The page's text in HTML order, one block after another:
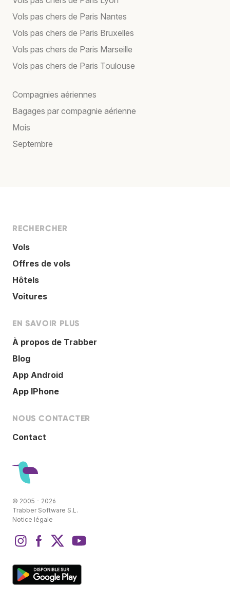
Vols pas chers de Paris Nantes
Vols pas chers de Paris Bruxelles
Vols pas chers de Paris Marseille
Vols pas chers de Paris Toulouse
Compagnies aériennes
Bagages par compagnie aérienne
Mois
Septembre
RECHERCHER
Vols
Offres de vols
Hôtels
Voitures
EN SAVOIR PLUS
À propos de Trabber
Blog
App Android
App IPhone
NOUS CONTACTER
Contact
© 2005 - 2026
Trabber Software S.L.
Notice légale